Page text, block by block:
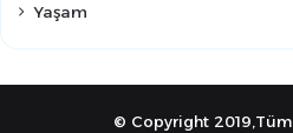
Yaşam
© Copyright 2019,Tüm